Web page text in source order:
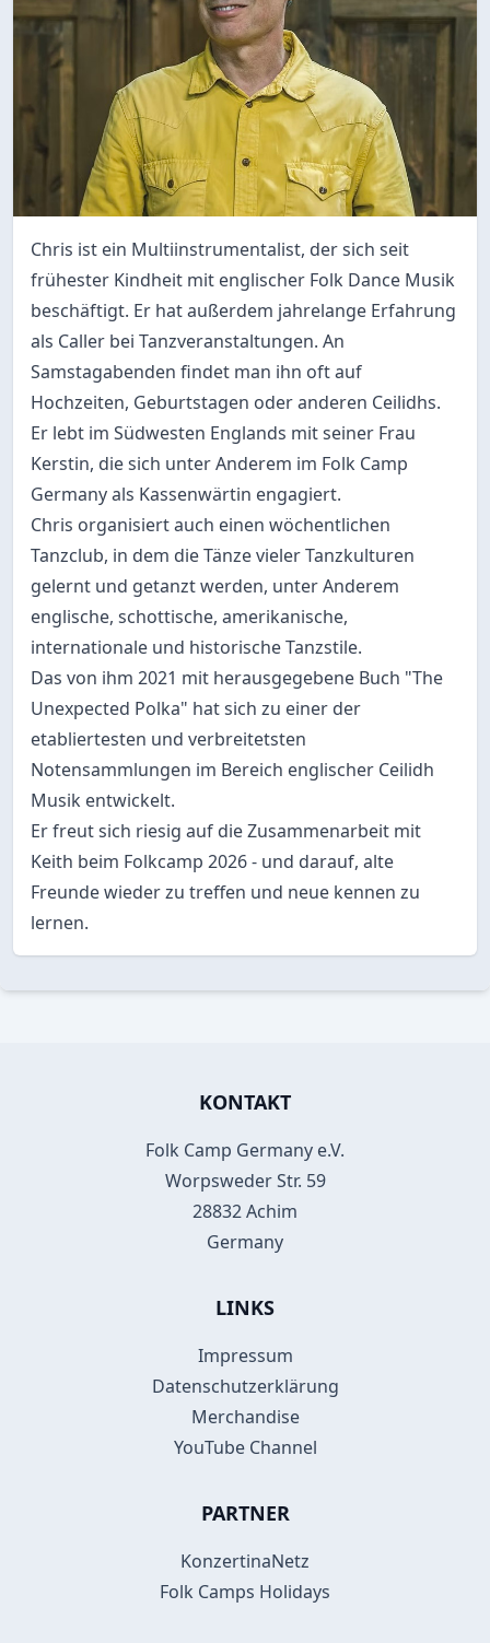
Chris ist ein Multiinstrumentalist, der sich seit
frühester Kindheit mit englischer Folk Dance Musik
beschäftigt. Er hat außerdem jahrelange Erfahrung
als Caller bei Tanzveranstaltungen. An
Samstagabenden findet man ihn oft auf
Hochzeiten, Geburtstagen oder anderen Ceilidhs.
Er lebt im Südwesten Englands mit seiner Frau
Kerstin, die sich unter Anderem im Folk Camp
Germany als Kassenwärtin engagiert.
Chris organisiert auch einen wöchentlichen
Tanzclub, in dem die Tänze vieler Tanzkulturen
gelernt und getanzt werden, unter Anderem
englische, schottische, amerikanische,
internationale und historische Tanzstile.
Das von ihm 2021 mit herausgegebene Buch "The
Unexpected Polka" hat sich zu einer der
etabliertesten und verbreitetsten
Notensammlungen im Bereich englischer Ceilidh
Musik entwickelt.
Er freut sich riesig auf die Zusammenarbeit mit
Keith beim Folkcamp 2026 - und darauf, alte
Freunde wieder zu treffen und neue kennen zu
lernen.
KONTAKT
Folk Camp Germany e.V.
Worpsweder Str. 59
28832 Achim
Germany
LINKS
Impressum
Datenschutzerklärung
Merchandise
YouTube Channel
PARTNER
KonzertinaNetz
Folk Camps Holidays